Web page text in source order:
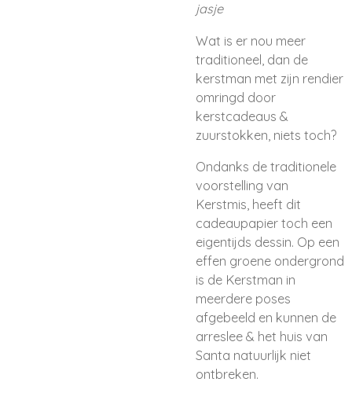
jasje
Wat is er nou meer
traditioneel, dan de
kerstman met zijn rendier
omringd door
kerstcadeaus &
zuurstokken, niets toch?
Ondanks de traditionele
voorstelling van
Kerstmis, heeft dit
cadeaupapier toch een
eigentijds dessin. Op een
effen groene ondergrond
is de Kerstman in
meerdere poses
afgebeeld en kunnen de
arreslee & het huis van
Santa natuurlijk niet
ontbreken.